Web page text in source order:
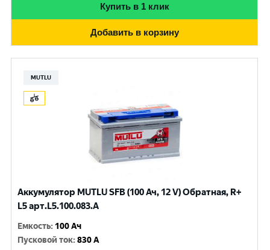
Купить в 1 клик
Добавить в корзину
MUTLU
Аккумулятор MUTLU SFB (100 Ач, 12 V) Обратная, R+
L5 арт.L5.100.083.A
Емкость: 100 Ач
Пусковой ток:830 A